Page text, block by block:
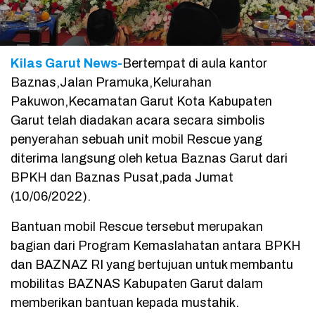
Kilas Garut News- Bertempat di aula kantor
Baznas,Jalan Pramuka,Kelurahan
Pakuwon,Kecamatan Garut Kota Kabupaten
Garut telah diadakan acara secara simbolis
penyerahan sebuah unit mobil Rescue yang
diterima langsung oleh ketua Baznas Garut dari
BPKH dan Baznas Pusat,pada Jumat
(10/06/2022).
Bantuan mobil Rescue tersebut merupakan
bagian dari Program Kemaslahatan antara BPKH
dan BAZNAZ RI yang bertujuan untuk membantu
mobilitas BAZNAS Kabupaten Garut dalam
memberikan bantuan kepada mustahik.